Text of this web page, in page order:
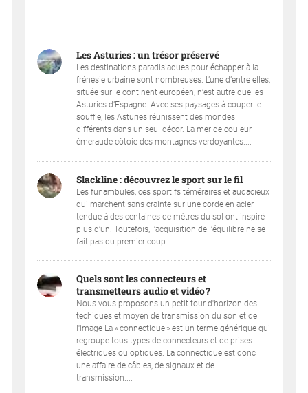
Les Asturies : un trésor préservé
Les destinations paradisiaques pour échapper à la
frénésie urbaine sont nombreuses. L’une d’entre elles,
située sur le continent européen, n’est autre que les
Asturies d’Espagne. Avec ses paysages à couper le
souffle, les Asturies réunissent des mondes
différents dans un seul décor. La mer de couleur
émeraude côtoie des montagnes verdoyantes....
Slackline : découvrez le sport sur le fil
Les funambules, ces sportifs téméraires et audacieux
qui marchent sans crainte sur une corde en acier
tendue à des centaines de mètres du sol ont inspiré
plus d’un. Toutefois, l’acquisition de l’équilibre ne se
fait pas du premier coup....
Quels sont les connecteurs et
transmetteurs audio et vidéo ?
Nous vous proposons un petit tour d'horizon des
techiques et moyen de transmission du son et de
l'image La « connectique » est un terme générique qui
regroupe tous types de connecteurs et de prises
électriques ou optiques. La connectique est donc
une affaire de câbles, de signaux et de
transmission....